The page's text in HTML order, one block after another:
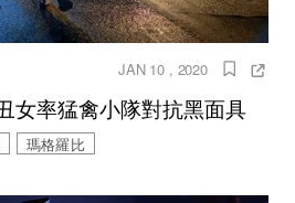
JAN 10 , 2020
率猛禽小隊對抗黑面具
瑪格羅比